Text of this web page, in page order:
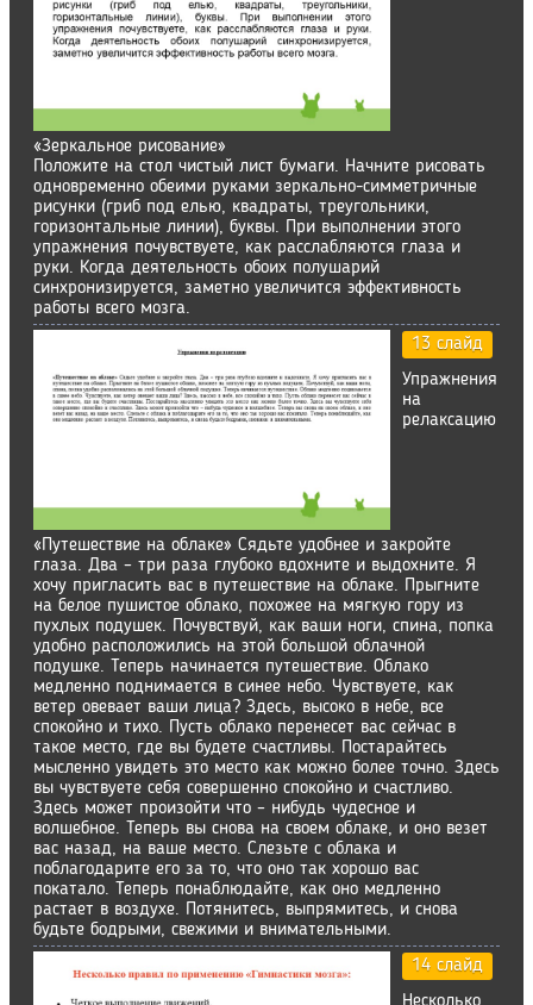
«Зеркальное рисование»
Положите на стол чистый лист бумаги. Начните рисовать
одновременно обеими руками зеркально-симметричные
рисунки (гриб под елью, квадраты, треугольники,
горизонтальные линии), буквы. При выполнении этого
упражнения почувствуете, как расслабляются глаза и
руки. Когда деятельность обоих полушарий
синхронизируется, заметно увеличится эффективность
работы всего мозга.
13 слайд
Упражнения
на
релаксацию
«Путешествие на облаке» Сядьте удобнее и закройте
глаза. Два – три раза глубоко вдохните и выдохните. Я
хочу пригласить вас в путешествие на облаке. Прыгните
на белое пушистое облако, похожее на мягкую гору из
пухлых подушек. Почувствуй, как ваши ноги, спина, попка
удобно расположились на этой большой облачной
подушке. Теперь начинается путешествие. Облако
медленно поднимается в синее небо. Чувствуете, как
ветер овевает ваши лица? Здесь, высоко в небе, все
спокойно и тихо. Пусть облако перенесет вас сейчас в
такое место, где вы будете счастливы. Постарайтесь
мысленно увидеть это место как можно более точно. Здесь
вы чувствуете себя совершенно спокойно и счастливо.
Здесь может произойти что – нибудь чудесное и
волшебное. Теперь вы снова на своем облаке, и оно везет
вас назад, на ваше место. Слезьте с облака и
поблагодарите его за то, что оно так хорошо вас
покатало. Теперь понаблюдайте, как оно медленно
растает в воздухе. Потянитесь, выпрямитесь, и снова
будьте бодрыми, свежими и внимательными.
14 слайд